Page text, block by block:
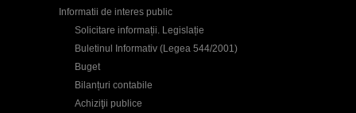
Informatii de interes public
Solicitare informații. Legislație
Buletinul Informativ (Legea 544/2001)
Buget
Bilanțuri contabile
Achiziţii publice